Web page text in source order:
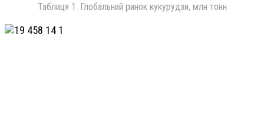
Таблиця 1. Глобальний ринок кукурудзи, млн тонн